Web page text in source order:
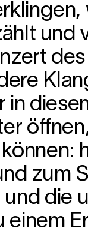
und
in
zum
und die
einem